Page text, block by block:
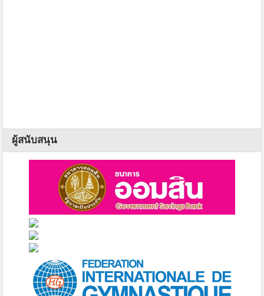
ผู้สนับสนุน